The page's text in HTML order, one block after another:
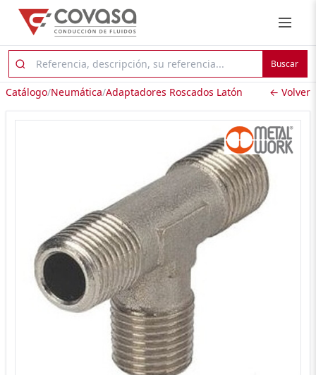
Buscar
Catálogo/Neumática/Adaptadores Roscados Latón ← Volver